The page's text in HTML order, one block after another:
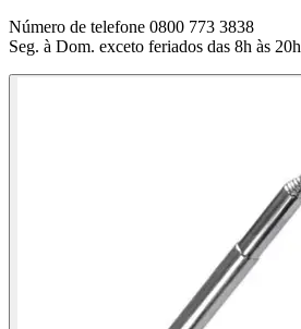
Número de telefone 0800 773 3838
Seg. à Dom. exceto feriados das 8h às 20h